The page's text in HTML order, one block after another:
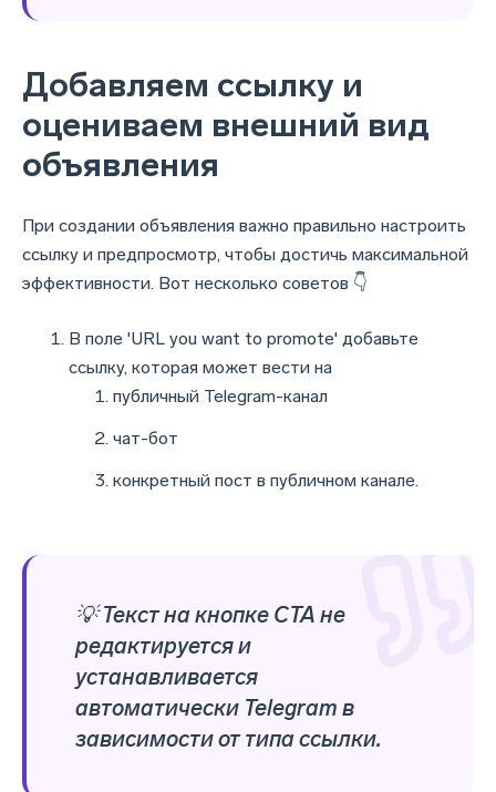
Добавляем ссылку и
оцениваем внешний вид
объявления
При создании объявления важно правильно настроить
ссылку и предпросмотр, чтобы достичь максимальной
эффективности. Вот несколько советов 👇
В поле 'URL you want to promote' добавьте
ссылку, которая может вести на
публичный Telegram-канал
чат-бот
конкретный пост в публичном канале.
💡 Текст на кнопке CTA не
редактируется и
устанавливается
автоматически Telegram в
зависимости от типа ссылки.